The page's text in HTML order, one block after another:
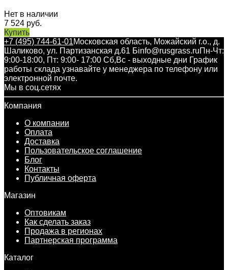
Нет в наличии
7 524 руб.
Купить
+7 (495) 744-61-01Московская область, Можайский г.о., д.
Шаликово, ул. Партизанская д.61 Бinfo@rusgrass.ruПн-Чт:
9:00-18:00, Пт: 9:00- 17:00 Сб,Вс - выходные дни График
работы склада узнавайте у менеджера по телефону или
электронной почте.
Мы в соц.сетях
Компания
О компании
Оплата
Доставка
Пользовательское соглашение
Блог
Контакты
Публичная оферта
Магазин
Оптовикам
Как сделать заказ
Продажа в регионах
Партнерская программа
Каталог